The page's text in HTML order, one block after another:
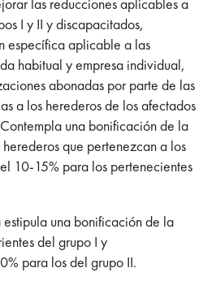
I y II y discapacitados,
específica aplicable a las
habitual y empresa individual,
abonadas por parte de las
a los herederos de los afectados
una bonificación de la
que pertenezcan a los
10-15% para los pertenecientes
una bonificación de la
del grupo I y
para los del grupo II.